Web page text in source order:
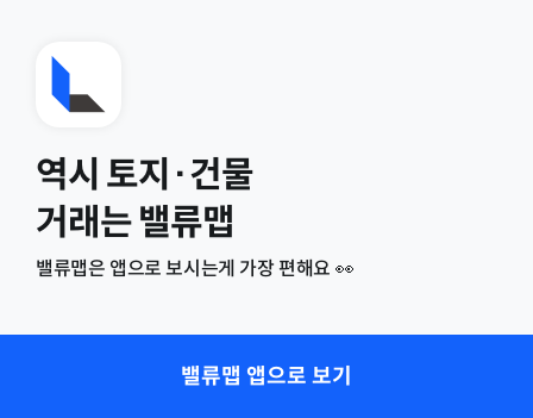
역시 토지·건물
거래는 밸류맵
밸류맵은 앱으로 보시는게 가장 편해요 👀
밸류맵 앱으로 보기